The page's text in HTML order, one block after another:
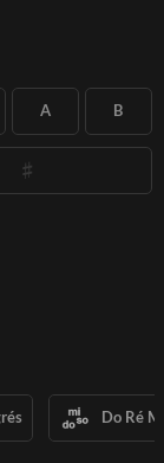
A B
Do Ré